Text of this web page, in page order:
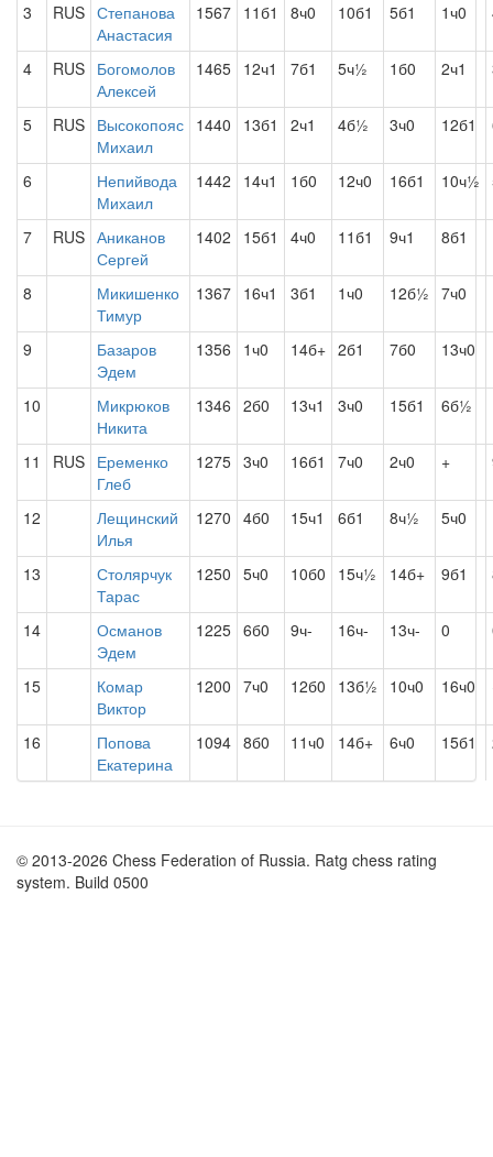
3 RUS Степанова
Анастасия
1567 11б1 8ч0 10б1 5б1 1ч0
4 RUS Богомолов
Алексей
1465 12ч1 7б1 5ч½ 1б0 2ч1
5 RUS Высокопояс
Михаил
1440 13б1 2ч1 4б½ 3ч0 12б1
6
Непийвода
Михаил
1442 14ч1 1б0 12ч0 16б1 10ч½
7 RUS Аниканов
Сергей
1402 15б1 4ч0 11б1 9ч1 8б1
8
Микишенко
Тимур
1367 16ч1 3б1 1ч0 12б½ 7ч0
9
Базаров
Эдем
1356 1ч0 14б+ 2б1 7б0 13ч0
10
Микрюков
Никита
1346 2б0 13ч1 3ч0 15б1 6б½
11 RUS Еременко
Глеб
1275 3ч0 16б1 7ч0 2ч0 +
12
Лещинский
Илья
1270 4б0 15ч1 6б1 8ч½ 5ч0
13
Столярчук
Тарас
1250 5ч0 10б0 15ч½ 14б+ 9б1
14
Османов
Эдем
1225 6б0 9ч- 16ч- 13ч- 0
15
Комар
Виктор
1200 7ч0 12б0 13б½ 10ч0 16ч0
16
Попова
Екатерина
1094 8б0 11ч0 14б+ 6ч0 15б1
© 2013-2026 Chess Federation of Russia. Ratg chess rating
system. Build 0500